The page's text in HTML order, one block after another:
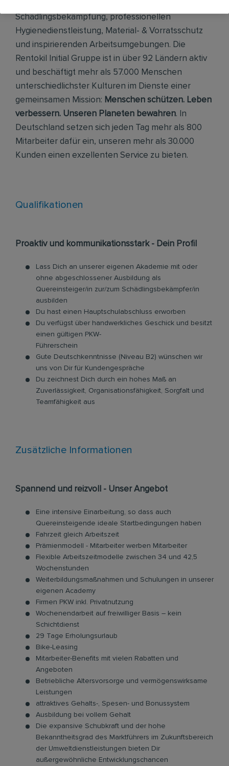
Schädlingsbekämpfung, professionellen
Hygienedienstleistung, Material- & Vorratsschutz
und inspirierenden Arbeitsumgebungen. Die
Rentokil Initial Gruppe ist in über 92 Ländern aktiv
und beschäftigt mehr als 57.000 Menschen
unterschiedlichster Kulturen im Dienste einer
gemeinsamen Mission: Menschen schützen. Leben
verbessern. Unseren Planeten bewahren. In
Deutschland setzen sich jeden Tag mehr als 800
Mitarbeiter dafür ein, unseren mehr als 30.000
Kunden einen exzellenten Service zu bieten.
Qualifikationen
Proaktiv und kommunikationsstark - Dein Profil
Lass Dich an unserer eigenen Akademie mit oder
ohne abgeschlossener Ausbildung als
Quereinsteiger/in zur/zum Schädlingsbekämpfer/in
ausbilden
Du hast einen Hauptschulabschluss erworben
Du verfügst über handwerkliches Geschick und besitzt
einen gültigen PKW-
Führerschein
Gute Deutschkenntnisse (Niveau B2) wünschen wir
uns von Dir für Kundengespräche
Du zeichnest Dich durch ein hohes Maß an
Zuverlässigkeit, Organisationsfähigkeit, Sorgfalt und
Teamfähigkeit aus
Zusätzliche Informationen
Spannend und reizvoll - Unser Angebot
Eine intensive Einarbeitung, so dass auch
Quereinsteigende ideale Startbedingungen haben
Fahrzeit gleich Arbeitszeit
Prämienmodell - Mitarbeiter werben Mitarbeiter
Flexible Arbeitszeitmodelle zwischen 34 und 42,5
Wochenstunden
Weiterbildungsmaßnahmen und Schulungen in unserer
eigenen Academy
Firmen PKW inkl. Privatnutzung
Wochenendarbeit auf freiwilliger Basis – kein
Schichtdienst
29 Tage Erholungsurlaub
Bike-Leasing
Mitarbeiter-Benefits mit vielen Rabatten und
Angeboten
Betriebliche Altersvorsorge und vermögenswirksame
Leistungen
attraktives Gehalts-, Spesen- und Bonussystem
Ausbildung bei vollem Gehalt
Die expansive Schubkraft und der hohe
Bekanntheitsgrad des Marktführers im Zukunftsbereich
der Umweltdienstleistungen bieten Dir
außergewöhnliche Entwicklungschancen